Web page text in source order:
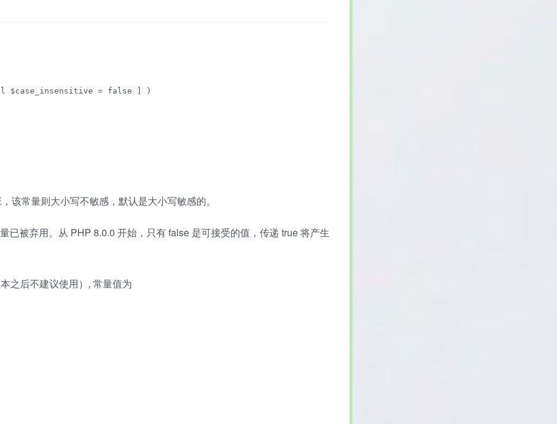
该常量则大小写不敏感，默认是大小写敏感的。
已被弃用。从 PHP 8.0.0 开始，只有 false 是可接受的值，传递 true 将产生
本之后不建议使用）, 常量值为